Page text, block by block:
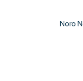
Noro